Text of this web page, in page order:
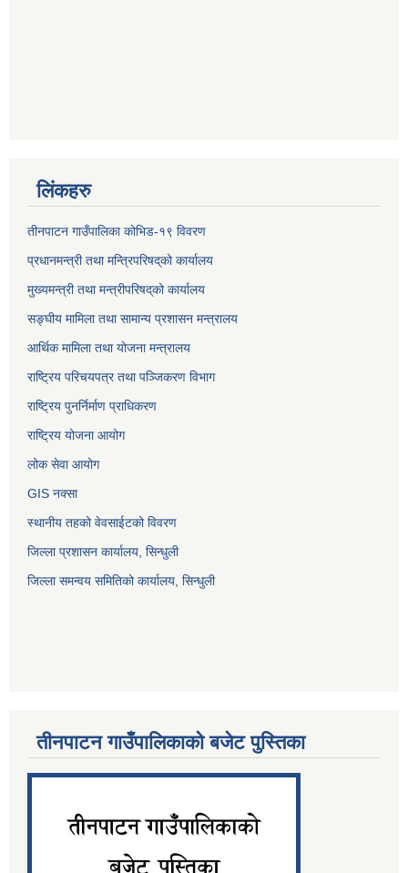
लिंकहरु
तीनपाटन गाउँपालिका कोभिड-१९ विवरण
प्रधानमन्त्री तथा मन्त्रिपरिषद्‌को कार्यालय
मुख्यमन्त्री तथा मन्त्रीपरिषद्‌को कार्यालय
सङ्घीय मामिला तथा सामान्य प्रशासन मन्त्रालय
आर्थिक मामिला तथा योजना मन्त्रालय
राष्ट्रिय परिचयपत्र तथा पञ्जिकरण विभाग
राष्ट्रिय पुनर्निर्माण प्राधिकरण
राष्ट्रिय योजना आयोग
लोक सेवा आयोग
GIS नक्सा
स्थानीय तहको वेवसाईटको विवरण
जिल्ला प्रशासन कार्यालय, सिन्धुली
जिल्ला समन्वय समितिको कार्यालय, सिन्धुली
तीनपाटन गाउँपालिकाको बजेट पुस्तिका